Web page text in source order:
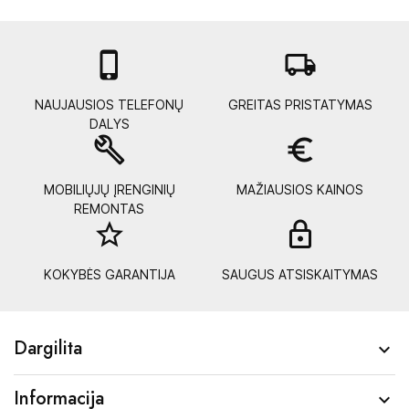

NAUJAUSIOS TELEFONŲ
DALYS
local_shipping
GREITAS PRISTATYMAS
build
MOBILIŲJŲ ĮRENGINIŲ
REMONTAS
euro_symbol
MAŽIAUSIOS KAINOS
star_border
KOKYBĖS GARANTIJA SAUGUS ATSISKAITYMAS
Dargilita 
Informacija 